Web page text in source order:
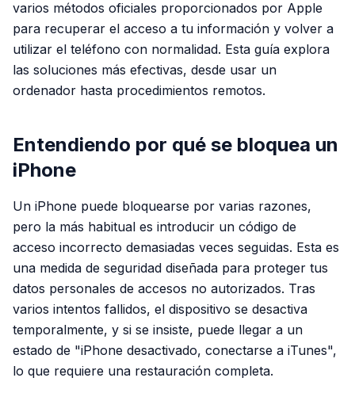
varios métodos oficiales proporcionados por Apple
para recuperar el acceso a tu información y volver a
utilizar el teléfono con normalidad. Esta guía explora
las soluciones más efectivas, desde usar un
ordenador hasta procedimientos remotos.
Entendiendo por qué se bloquea un
iPhone
Un iPhone puede bloquearse por varias razones,
pero la más habitual es introducir un código de
acceso incorrecto demasiadas veces seguidas. Esta es
una medida de seguridad diseñada para proteger tus
datos personales de accesos no autorizados. Tras
varios intentos fallidos, el dispositivo se desactiva
temporalmente, y si se insiste, puede llegar a un
estado de "iPhone desactivado, conectarse a iTunes",
lo que requiere una restauración completa.